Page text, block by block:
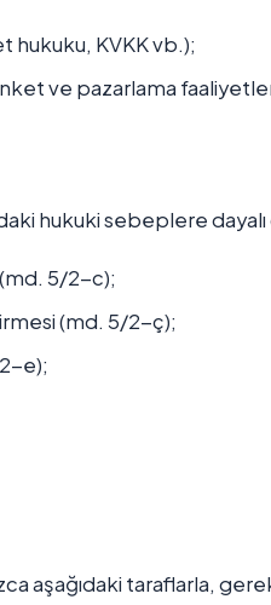
hukuku, KVKK vb.);
ve pazarlama
hukuki sebeplere
(md. 5/2-c);
(md. 5/2-ç);
2-e);
aşağıdaki taraflarla,